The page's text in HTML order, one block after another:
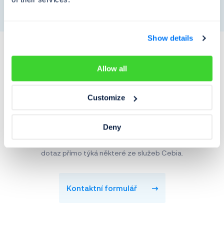
Show details
Allow all
Customize
Deny
Máte dotaz k tomuto článku? Napište nám na
dotaz přímo týká některé ze služeb Cebia.
Kontaktní formulář